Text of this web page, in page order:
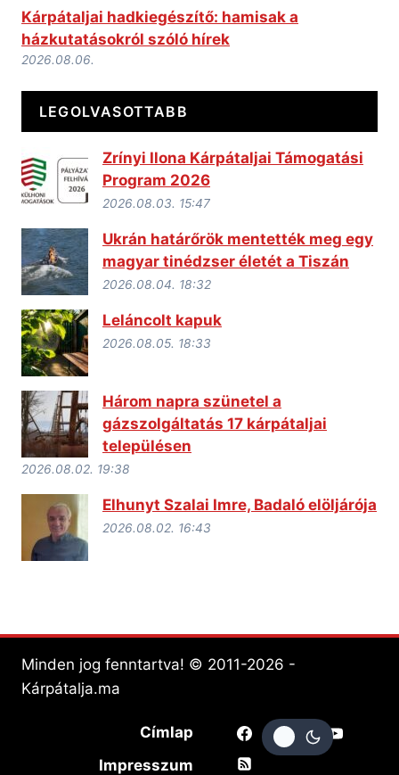
Kárpátaljai hadkiegészítő: hamisak a
házkutatásokról szóló hírek
2026.08.06.
LEGOLVASOTTABB
Zrínyi Ilona Kárpátaljai Támogatási
Program 2026
2026.08.03. 15:47
Ukrán határőrök mentették meg egy
magyar tinédzser életét a Tiszán
2026.08.04. 18:32
Leláncolt kapuk
2026.08.05. 18:33
Három napra szünetel a
gázszolgáltatás 17 kárpátaljai
településen
2026.08.02. 19:38
Elhunyt Szalai Imre, Badaló elöljárója
2026.08.02. 16:43
Minden jog fenntartva! © 2011-2026 -
Kárpátalja.ma
Címlap
Impresszum